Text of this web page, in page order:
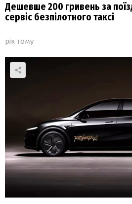
Дешевше 200 гривень за
сервіс безпілотного таксі
рік тому